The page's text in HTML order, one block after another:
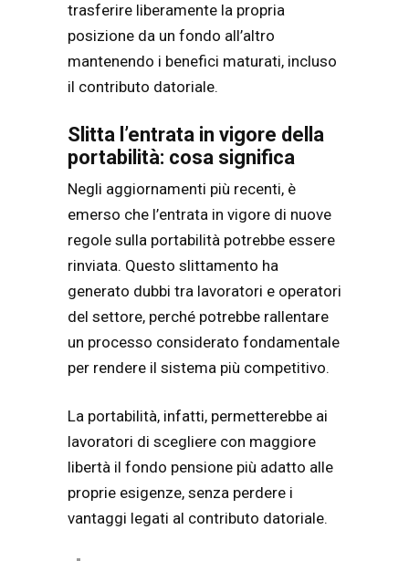
trasferire liberamente la propria
posizione da un fondo all’altro
mantenendo i benefici maturati, incluso
il contributo datoriale.
Slitta l’entrata in vigore della
portabilità: cosa significa
Negli aggiornamenti più recenti, è
emerso che l’entrata in vigore di nuove
regole sulla portabilità potrebbe essere
rinviata. Questo slittamento ha
generato dubbi tra lavoratori e operatori
del settore, perché potrebbe rallentare
un processo considerato fondamentale
per rendere il sistema più competitivo.
La portabilità, infatti, permetterebbe ai
lavoratori di scegliere con maggiore
libertà il fondo pensione più adatto alle
proprie esigenze, senza perdere i
vantaggi legati al contributo datoriale.